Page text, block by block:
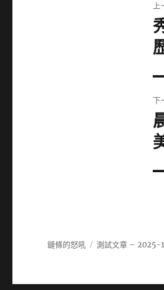
上
一
篇
文
下
下
一
篇
文
鏈條的怒吼 測試文章 – 2025-